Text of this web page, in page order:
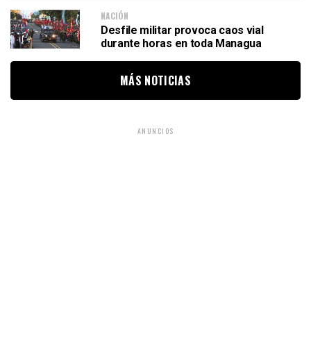
NACIÓN
Desfile militar provoca caos vial
durante horas en toda Managua
MÁS NOTICIAS
ANUNCIOS